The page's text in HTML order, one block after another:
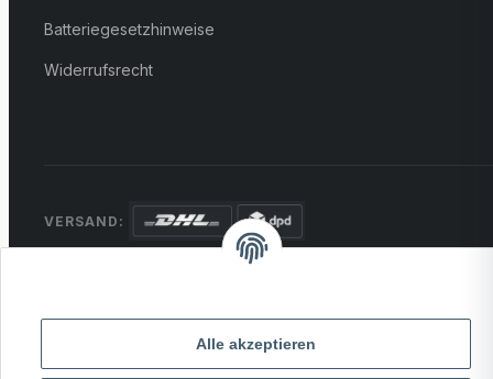
Alle akzeptieren
Batteriegesetzhinweise
Widerrufsrecht
VERSAND:
Überweisung
* Alle Preise inkl. gesetzlicher USt., zzgl.Versand